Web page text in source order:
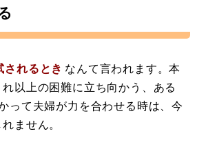
されるとき なんて言われます。本
以上の困難に立ち向かう、ある
って夫婦が力を合わせる時は、今
ません。